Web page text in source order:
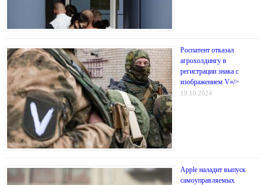
Роспатент отказал
агрохолдингу в
регистрации знака с
изображением V»/>
19.10.2024
Apple наладит выпуск
самоуправляемых